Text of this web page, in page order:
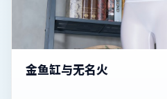
金鱼缸与无名火